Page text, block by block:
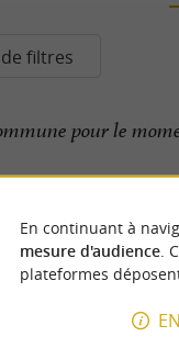
filtres
pour le
En continuant à
mesure d'audience.
plateformes